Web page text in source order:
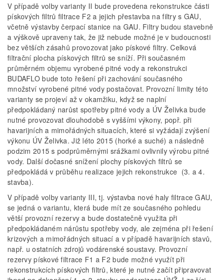
V případě volby varianty II bude provedena rekonstrukce části
pískových filtrů filtrace F2 a jejich přestavba na filtry s GAU,
včetně výstavby čerpací stanice na GAU. Filtry budou stavebně
a výškově upraveny tak, že již nebude možné je v budoucnosti
bez větších zásahů provozovat jako pískové filtry. Celková
filtrační plocha pískových filtrů se sníží. Při současném
průměrném objemu vyrobené pitné vody a rekonstrukci
BUDAFLO bude toto řešení při zachování současného
množství vyrobené pitné vody postačovat. Provozní limity této
varianty se projeví až v okamžiku, když se naplní
předpokládaný narůst spotřeby pitné vody a ÚV Želivka bude
nutné provozovat dlouhodobě s vyššími výkony, popř. při
havarijních a mimořádných situacích, které si vyžádají zvýšení
výkonu ÚV Želivka. Již léto 2015 (horké a suché) a následně
podzim 2015 s podprůměrnými srážkami ovlivnily výrobu pitné
vody. Další dočasné snížení plochy pískových filtrů se
předpokládá v průběhu realizace jejich rekonstrukce (3. a 4.
stavba).
V případě volby varianty III, tj. výstavba nové haly filtrace GAU,
se jedná o variantu, která bude mít ze současného pohledu
větší provozní rezervy a bude dostatečně využita při
předpokládaném nárůstu spotřeby vody, ale zejména při řešení
krizových a mimořádných situací a v případě havarijních stavů,
např. u ostatních zdrojů vodárenské soustavy. Provozní
rezervy pískové filtrace F1 a F2 bude možné využít při
rekonstrukcích pískových filtrů, které je nutné začít připravovat